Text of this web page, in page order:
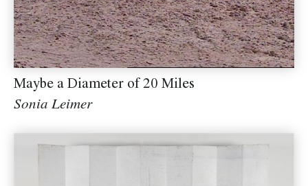
Maybe a Diameter of 20 Miles
Sonia Leimer